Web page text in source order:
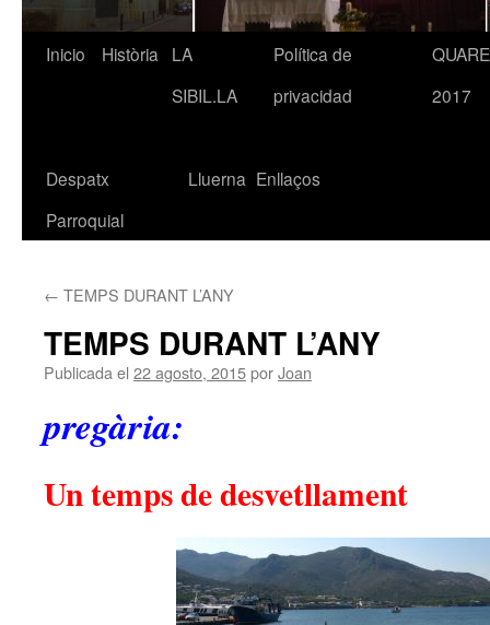
Inicio Història
LA
SIBIL.LA
Política de
privacidad
2017
Despatx
Parroquial
Lluerna Enllaços
← TEMPS DURANT L’ANY
TEMPS DURANT L’ANY
Publicada el 22 agosto, 2015porJoan
pregària:
Un temps de desvetllament